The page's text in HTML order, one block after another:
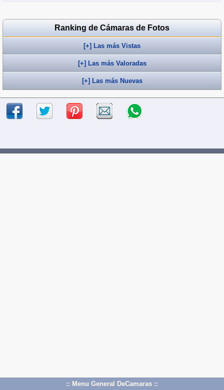
Ranking de Cámaras de Fotos
[+] Las más Vistas
[+] Las más Valoradas
[+] Las más Nuevas
:: Menu General DeCamaras ::